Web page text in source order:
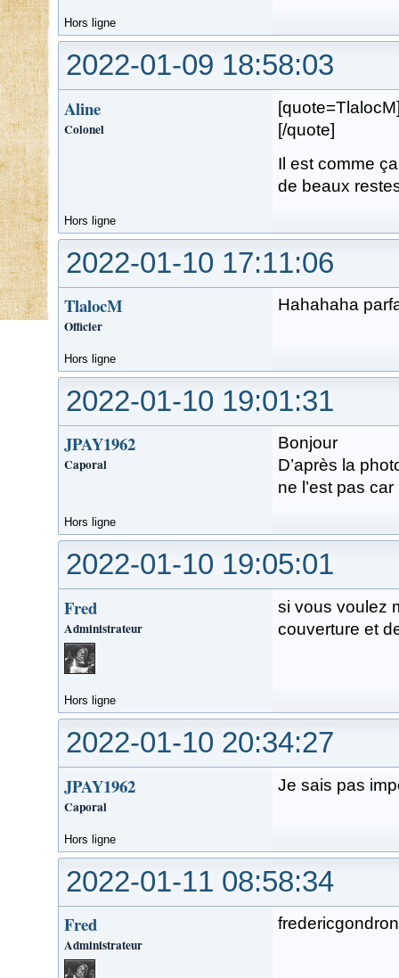
Hors ligne
2022-01-09 18:58:03
Aline
Colonel
[/quote]
Il est comme
de beaux
Hors ligne
2022-01-10 17:11:06
TlalocM
Officier
Hahahaha
Hors ligne
2022-01-10 19:01:31
JPAY1962
Caporal
Bonjour
D’après la
ne l’est pas
Hors ligne
2022-01-10 19:05:01
Fred
Administrateur
si vous voulez
couverture et
Hors ligne
2022-01-10 20:34:27
JPAY1962
Caporal
Je sais pas
Hors ligne
2022-01-11 08:58:34
Fred
Administrateur